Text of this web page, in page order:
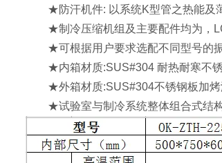
★防汗机件: 以系统K型管之热能及
★制冷压缩机组及主要配件均为，
★可根据用户要求选配不同型号的振
★内箱材质:SUS#304 耐热耐寒不锈
★外箱材质:SUS#304不锈钢板加烤
★试验室与制冷系统整体组合式结构